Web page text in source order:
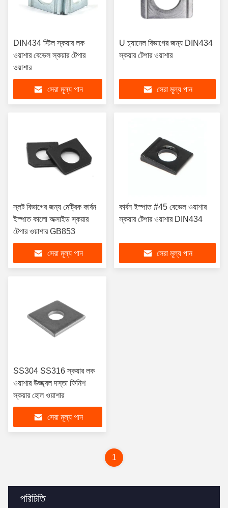
পরিচিতি
DIN434 স্টিল স্কয়ার লক
ওয়াশার বেভেল স্কয়ার টেপার
ওয়াশার
সেরা মূল্য পান
U চ্যানেল বিভাগের জন্য DIN434
স্কয়ার টেপার ওয়াশার
সেরা মূল্য পান
স্লট বিভাগের জন্য মেট্রিক কার্বন
ইস্পাত কালো অক্সাইড স্কয়ার
টেপার ওয়াশার GB853
সেরা মূল্য পান
কার্বন ইস্পাত #45 বেভেল ওয়াশার
স্কয়ার টেপার ওয়াশার DIN434
সেরা মূল্য পান
SS304 SS316 স্কয়ার লক
ওয়াশার উজ্জ্বল দস্তা ফিনিশ
স্কয়ার হোল ওয়াশার
সেরা মূল্য পান
1